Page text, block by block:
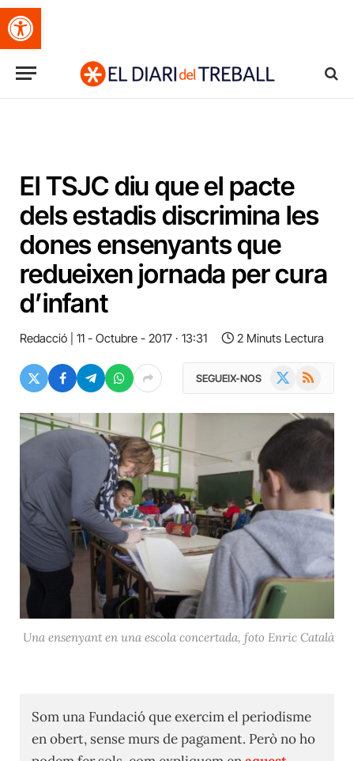
Obre la barra d'eines
El TSJC diu que el pacte
dels estadis discrimina les
dones ensenyants que
redueixen jornada per cura
d’infant
Redacció 11 - Octubre - 2017 · 13:31 2 Minuts Lectura
SEGUEIX-NOS RSS
Una ensenyant en una escola concertada, foto Enric Català
Som una Fundació que exercim el periodisme
en obert, sense murs de pagament. Però no ho